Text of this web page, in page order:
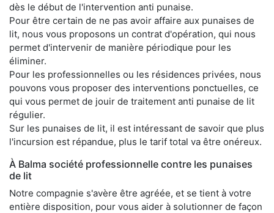
dès le début de l'intervention anti punaise.
Pour être certain de ne pas avoir affaire aux punaises de
lit, nous vous proposons un contrat d'opération, qui nous
permet d'intervenir de manière périodique pour les
éliminer.
Pour les professionnelles ou les résidences privées, nous
pouvons vous proposer des interventions ponctuelles, ce
qui vous permet de jouir de traitement anti punaise de lit
régulier.
Sur les punaises de lit, il est intéressant de savoir que plus
l'incursion est répandue, plus le tarif total va être onéreux.
À Balma société professionnelle contre les punaises
de lit
Notre compagnie s'avère être agréée, et se tient à votre
entière disposition, pour vous aider à solutionner de façon